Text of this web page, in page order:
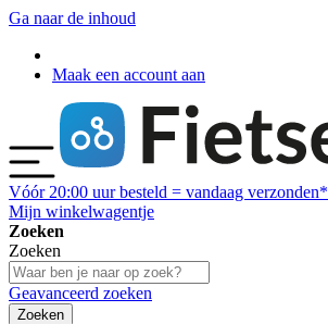
Ga naar de inhoud
Maak een account aan
Vóór 20:00 uur besteld = vandaag verzonden*
Mijn winkelwagentje
Zoeken
Zoeken
Geavanceerd zoeken
Zoeken